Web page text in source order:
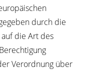
durch die
auf die Art des
Verordnung über